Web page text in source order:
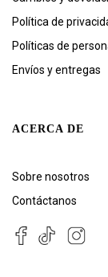
Política de
Políticas de
Envíos y entregas
ACERCA DE
Sobre nosotros
Contáctanos